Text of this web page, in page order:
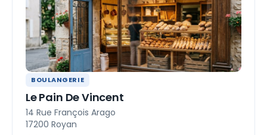
BOULANGERIE
Le Pain De Vincent
14 Rue François Arago
17200 Royan